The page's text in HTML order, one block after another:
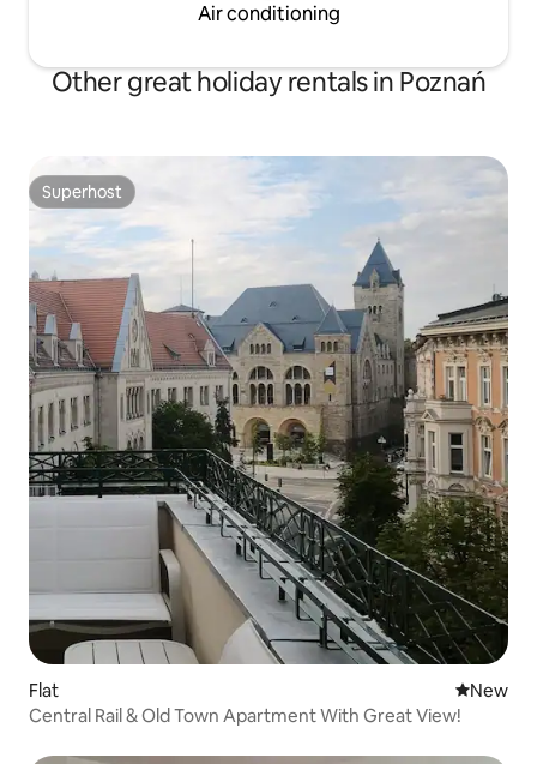
Air conditioning
Other great holiday rentals in Poznań
Superhost
Superhost
Flat New
New
Central Rail & Old Town Apartment With Great View!